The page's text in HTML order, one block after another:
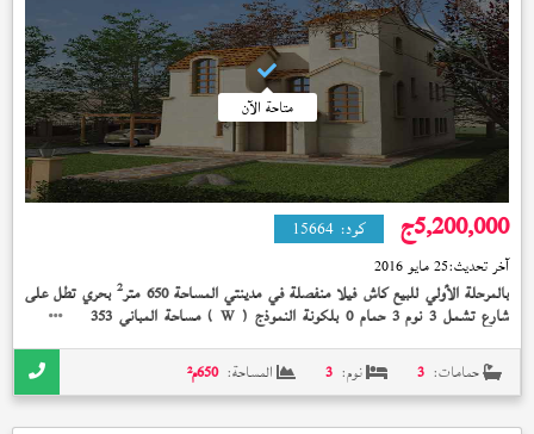
متاحة الآن
5,200,000ج كود: 15664
آخر تحديث:25 مايو 2016
بالمرحلة الأولي للبيع كاش فيلا منفصلة في مدينتي المساحة 650 متر 2بحري تطل على
شارع تشمل 3 نوم 3 حمام 0 بلكونة النموذج ( W) مساحة المباني 353 متر 2نصف
حمامات: 3 نوم: 3 المساحة: 650م²